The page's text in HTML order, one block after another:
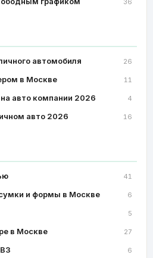
36
автомобиля 26
в Москве 11
авто компании 2026 4
авто 2026 16
41
и формы в Москве 6
5
в Москве 27
6